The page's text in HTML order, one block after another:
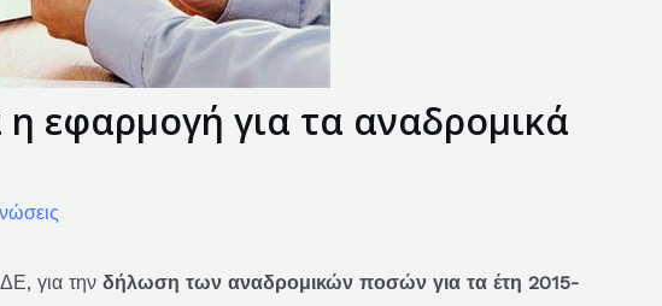
η εφαρμογή για τα αναδρομικά
για την δήλωση των αναδρομικών ποσών για τα έτη 2015-